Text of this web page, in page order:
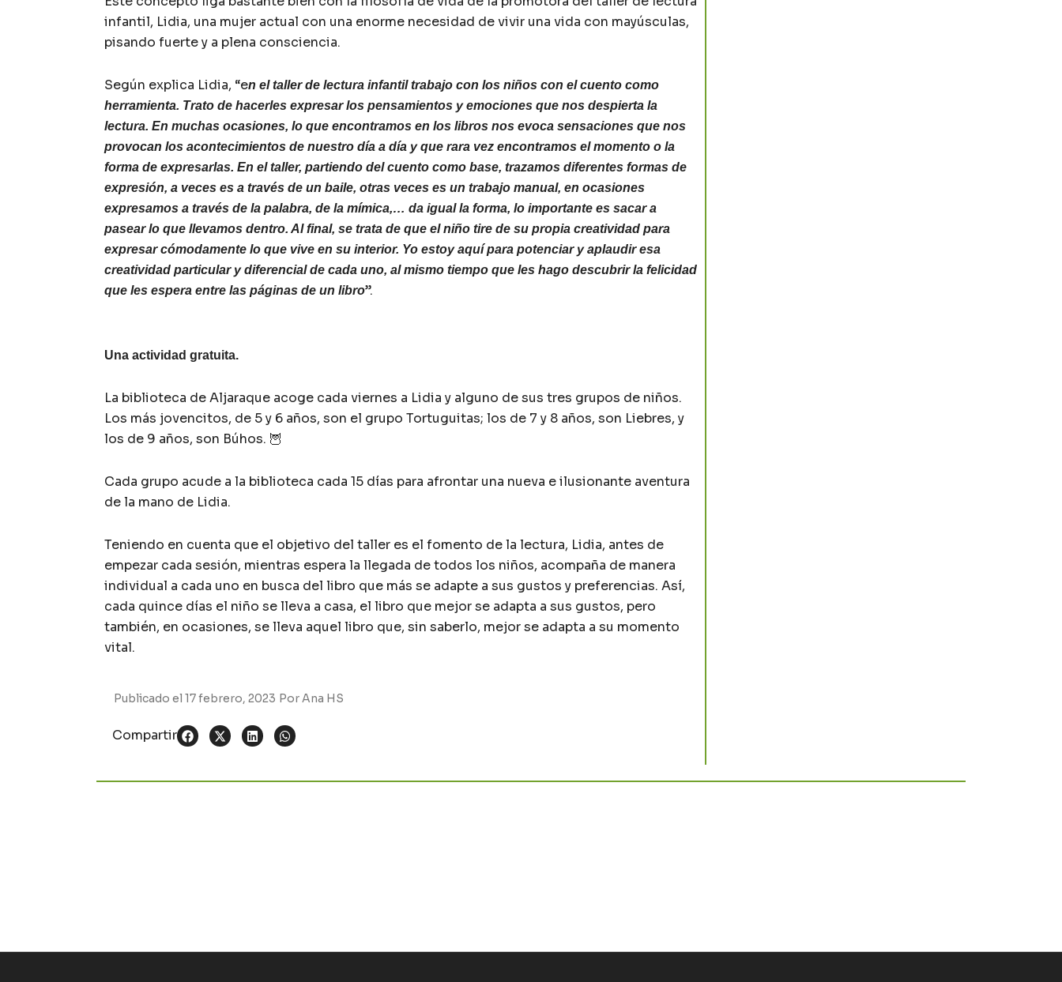
infantil, Lidia, una mujer actual con una enorme necesidad de vivir una vida con mayúsculas,
pisando fuerte y a plena consciencia.
Según explica Lidia, “en el taller de lectura infantil trabajo con los niños con el cuento como
herramienta. Trato de hacerles expresar los pensamientos y emociones que nos despierta la
lectura. En muchas ocasiones, lo que encontramos en los libros nos evoca sensaciones que nos
provocan los acontecimientos de nuestro día a día y que rara vez encontramos el momento o la
forma de expresarlas. En el taller, partiendo del cuento como base, trazamos diferentes formas de
expresión, a veces es a través de un baile, otras veces es un trabajo manual, en ocasiones
expresamos a través de la palabra, de la mímica,… da igual la forma, lo importante es sacar a
pasear lo que llevamos dentro. Al final, se trata de que el niño tire de su propia creatividad para
expresar cómodamente lo que vive en su interior. Yo estoy aquí para potenciar y aplaudir esa
creatividad particular y diferencial de cada uno, al mismo tiempo que les hago descubrir la felicidad
que les espera entre las páginas de un libro”.
Una actividad gratuita.
La biblioteca de Aljaraque acoge cada viernes a Lidia y alguno de sus tres grupos de niños.
Los más jovencitos, de 5 y 6 años, son el grupo Tortuguitas; los de 7 y 8 años, son Liebres, y
los de 9 años, son Búhos. 🦉
Cada grupo acude a la biblioteca cada 15 días para afrontar una nueva e ilusionante aventura
de la mano de Lidia.
Teniendo en cuenta que el objetivo del taller es el fomento de la lectura, Lidia, antes de
empezar cada sesión, mientras espera la llegada de todos los niños, acompaña de manera
individual a cada uno en busca del libro que más se adapte a sus gustos y preferencias. Así,
cada quince días el niño se lleva a casa, el libro que mejor se adapta a sus gustos, pero
también, en ocasiones, se lleva aquel libro que, sin saberlo, mejor se adapta a su momento
vital.
Publicado el 17 febrero, 2023 PorAna HS
Compartir